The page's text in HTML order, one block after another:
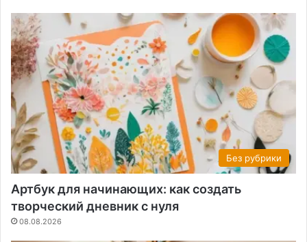
Без рубрики
Артбук для начинающих: как создать
творческий дневник с нуля
08.08.2026